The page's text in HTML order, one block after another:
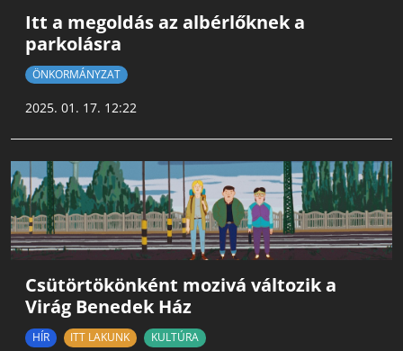
Itt a megoldás az albérlőknek a
parkolásra
ÖNKORMÁNYZAT
2025. 01. 17. 12:22
Csütörtökönként mozivá változik a
Virág Benedek Ház
HÍR ITT LAKUNK KULTÚRA